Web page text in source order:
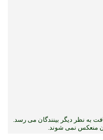
به نظر دیگر بینندگان می رسد.
منعکس نمی ‏شوند.